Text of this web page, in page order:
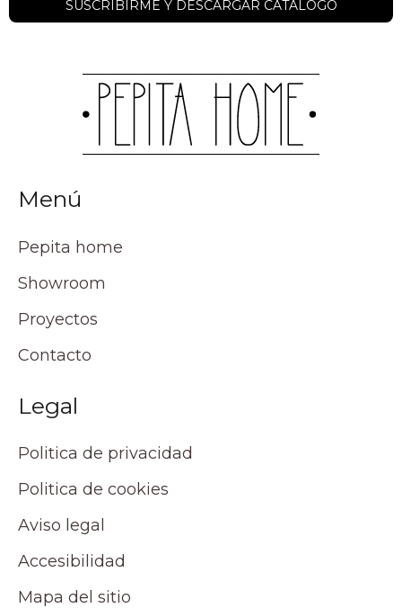
Menú
Pepita home
Showroom
Proyectos
Contacto
Legal
Politica de privacidad
Politica de cookies
Aviso legal
Accesibilidad
Mapa del sitio